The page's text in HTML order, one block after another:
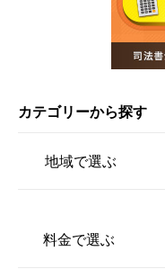
カテゴリーから探す
地域で選ぶ
料金で選ぶ